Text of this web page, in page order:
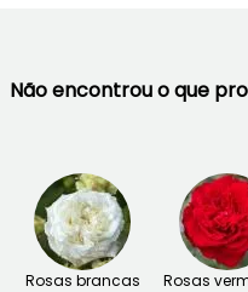
Não encontrou o que
Rosas brancas Rosas